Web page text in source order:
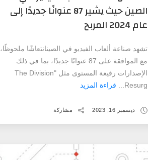
الصين حيث يشير 87 عنوانًا جديدًا إلى
عام 2024 المربح
تشهد صناعة ألعاب الفيديو في الصينانتعاشًا ملحوظًا،
مع الموافقة على 87 عنوانًا جديدًا، بما في ذلك
الإصدارات رفيعة المستوى مثل "The Division
Resurg...
قراءة المزيد
ديسمبر 16, 2023 مشاركة